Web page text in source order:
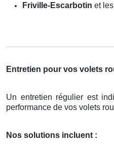
Friville-Escarbotin et
Entretien pour vos volets
Un entretien régulier est
performance de vos volets
Nos solutions incluent :